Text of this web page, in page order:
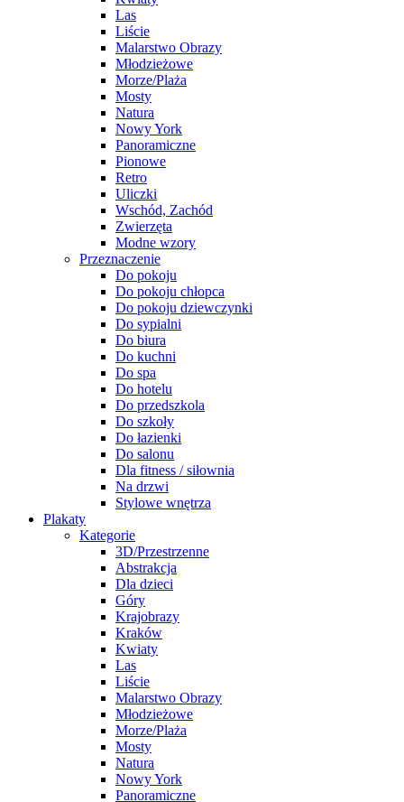
Las
Liście
Malarstwo Obrazy
Młodzieżowe
Morze/Plaża
Mosty
Natura
Nowy York
Panoramiczne
Pionowe
Retro
Uliczki
Wschód, Zachód
Zwierzęta
Modne wzory
Przeznaczenie
Do pokoju
Do pokoju chłopca
Do pokoju dziewczynki
Do sypialni
Do biura
Do kuchni
Do spa
Do hotelu
Do przedszkola
Do szkoły
Do łazienki
Do salonu
Dla fitness / siłownia
Na drzwi
Stylowe wnętrza
Plakaty
Kategorie
3D/Przestrzenne
Abstrakcja
Dla dzieci
Góry
Krajobrazy
Kraków
Kwiaty
Las
Liście
Malarstwo Obrazy
Młodzieżowe
Morze/Plaża
Mosty
Natura
Nowy York
Panoramiczne